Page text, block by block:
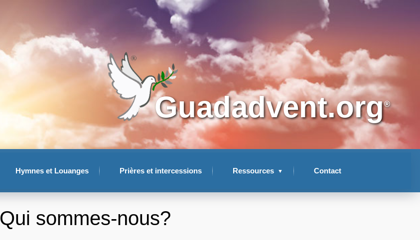
Guadadvent.org®
Hymnes et Louanges Prières et intercessions Ressources ▼ Contact
Qui sommes-nous?